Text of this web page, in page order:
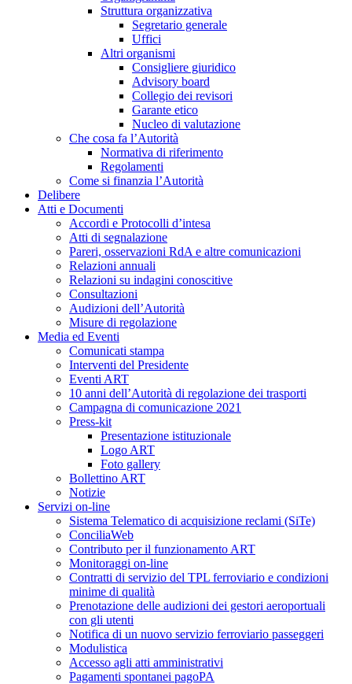
Struttura organizzativa
Segretario generale
Uffici
Altri organismi
Consigliere giuridico
Advisory board
Collegio dei revisori
Garante etico
Nucleo di valutazione
Che cosa fa l’Autorità
Normativa di riferimento
Regolamenti
Come si finanzia l’Autorità
Delibere
Atti e Documenti
Accordi e Protocolli d’intesa
Atti di segnalazione
Pareri, osservazioni RdA e altre comunicazioni
Relazioni annuali
Relazioni su indagini conoscitive
Consultazioni
Audizioni dell’Autorità
Misure di regolazione
Media ed Eventi
Comunicati stampa
Interventi del Presidente
Eventi ART
10 anni dell’Autorità di regolazione dei trasporti
Campagna di comunicazione 2021
Press-kit
Presentazione istituzionale
Logo ART
Foto gallery
Bollettino ART
Notizie
Servizi on-line
Sistema Telematico di acquisizione reclami (SiTe)
ConciliaWeb
Contributo per il funzionamento ART
Monitoraggi on-line
Contratti di servizio del TPL ferroviario e condizioni
minime di qualità
Prenotazione delle audizioni dei gestori aeroportuali
con gli utenti
Notifica di un nuovo servizio ferroviario passeggeri
Modulistica
Accesso agli atti amministrativi
Pagamenti spontanei pagoPA